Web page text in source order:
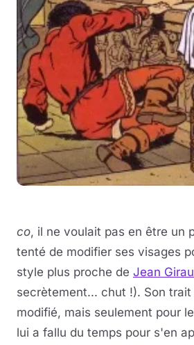
co, il ne voulait pas en être un
tenté de modifier ses visages
style plus proche de Jean
secrètement... chut !). Son
modifié, mais seulement pour
lui a fallu du temps pour s'en